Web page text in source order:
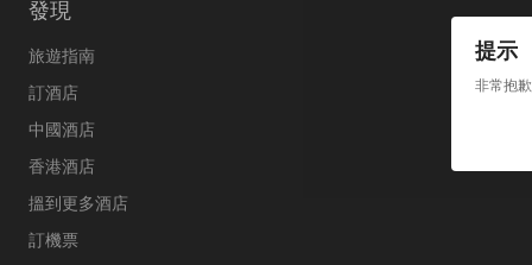
提示
非常抱
發現
旅遊指南
訂酒店
中國酒店
香港酒店
搵到更多酒店
訂機票